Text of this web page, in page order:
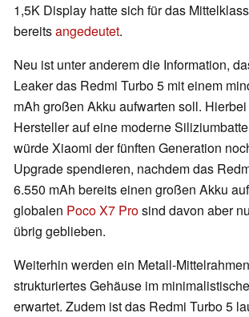
1,5K Display hatte sich für das
bereitsangedeutet.
Neu ist unter anderem die Information,
Leaker das Redmi Turbo 5 mit einem
mAh großen Akku aufwarten soll.
Hersteller auf eine moderne
würde Xiaomi der fünften Generation
Upgrade spendieren, nachdem das
6.550 mAh bereits einen großen Akku
globalen Poco X7 Prosind davon aber
übrig geblieben.
Weiterhin werden ein Metall-
strukturiertes Gehäuse im
erwartet. Zudem ist das Redmi Turbo 5